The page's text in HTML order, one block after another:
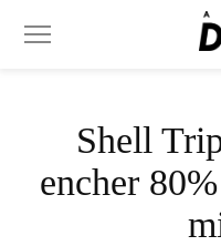
Shell
encher